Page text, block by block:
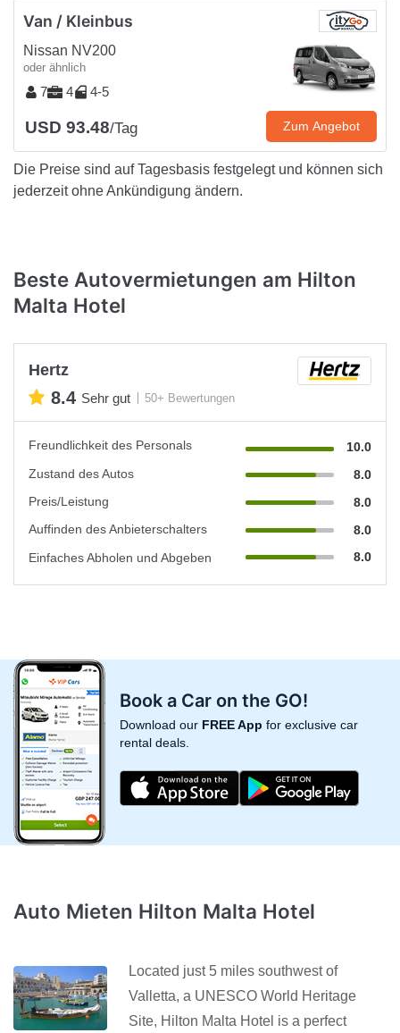
Van / Kleinbus
Nissan NV200
oder ähnlich
7 4 4-5
USD 93.48/Tag Zum Angebot
Die Preise sind auf Tagesbasis festgelegt und können sich
jederzeit ohne Ankündigung ändern.
Beste Autovermietungen am Hilton
Malta Hotel
Hertz
8.4 Sehr gut 50+ Bewertungen
Freundlichkeit des Personals
10.0
Zustand des Autos
8.0
Preis/Leistung
8.0
Auffinden des Anbieterschalters
8.0
Einfaches Abholen und Abgeben
8.0
Book a Car on the GO!
Download our FREE App for exclusive car
rental deals.
Auto Mieten Hilton Malta Hotel
Located just 5 miles southwest of
Valletta, a UNESCO World Heritage
Site, Hilton Malta Hotel is a perfect